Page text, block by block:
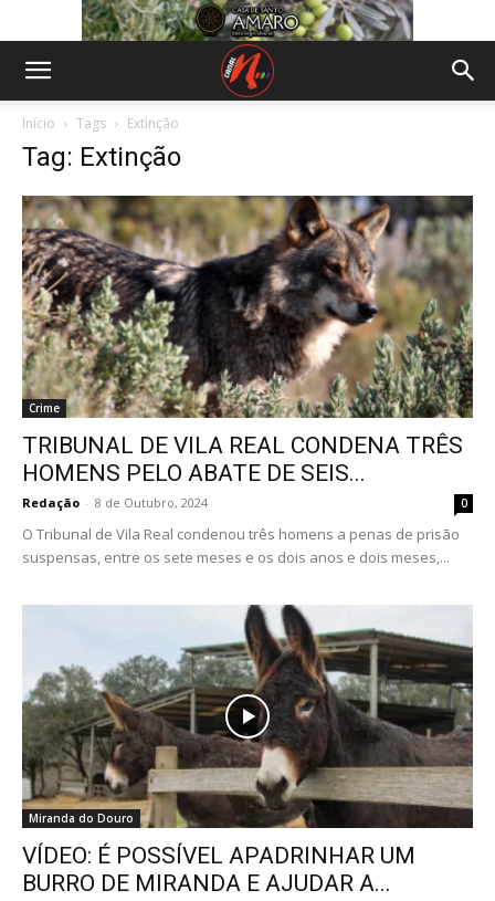
Início Tags Extinção
Tag: Extinção
Crime
TRIBUNAL DE VILA REAL CONDENA TRÊS
HOMENS PELO ABATE DE SEIS...
Redação - 8 de Outubro, 2024 0
O Tribunal de Vila Real condenou três homens a penas de prisão
suspensas, entre os sete meses e os dois anos e dois meses,...
Miranda do Douro
VÍDEO: É POSSÍVEL APADRINHAR UM
BURRO DE MIRANDA E AJUDAR A...